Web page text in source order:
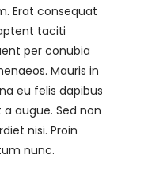
Erat consequat
taciti
per conubia
Mauris in
eu felis dapibus
augue. Sed non
nisi. Proin
nunc.